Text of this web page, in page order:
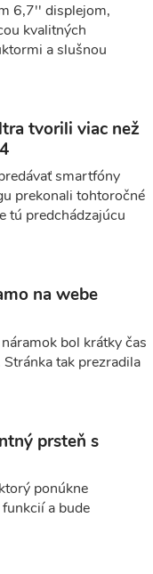
6,7'' displejom,
kvalitných
a slušnou
tvorili viac než
smartfóny
prekonali tohtoročné
tú predchádzajúcu
na webe
bol krátky čas
tak prezradila
prsteň s
ponúkne
a bude